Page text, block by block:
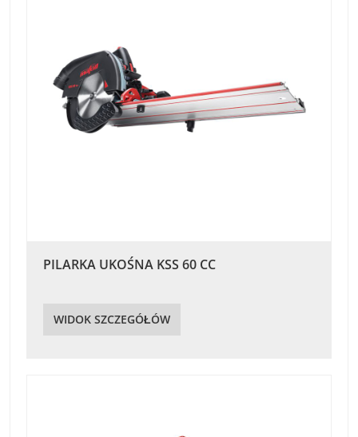
PILARKA UKOŚNA KSS 60 CC
WIDOK SZCZEGÓŁÓW